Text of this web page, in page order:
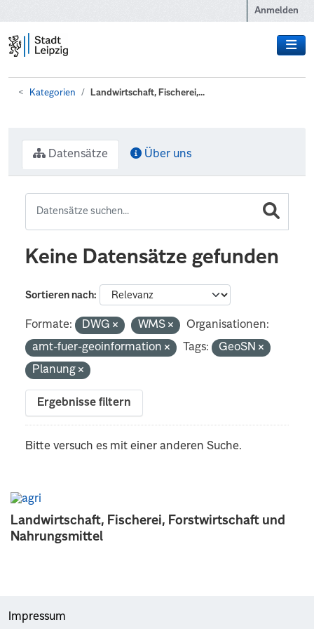
Anmelden
Kategorien Landwirtschaft, Fischerei,...
Landwirtschaft, Fischerei, Forstwirtschaft und
Nahrungsmittel
Datensätze Über uns
Keine Datensätze gefunden
Sortieren nach
Formate: DWG WMS
Organisationen:
amt-fuer-geoinformation
Tags:
GeoSN
Planung
Ergebnisse filtern
Bitte versuch es mit einer anderen Suche.
Impressum